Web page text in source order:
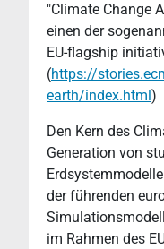
"Climate Change
einen der
EU-flagship
(https://
earth/index.html )
Den Kern des
Generation von
der führenden
im Rahmen des